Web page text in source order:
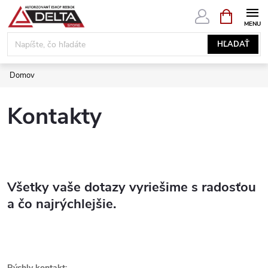
Prejsť
obsah
HĽADAŤ
KOŠÍK
Domov
Kontakty
Všetky vaše dotazy vyriešime s radosťou
a čo najrýchlejšie.